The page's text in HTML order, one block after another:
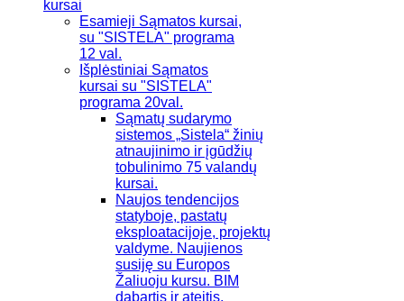
kursai
Esamieji Sąmatos kursai,
su "SISTELA" programa
12 val.
Išplėstiniai Sąmatos
kursai su "SISTELA"
programa 20val.
Sąmatų sudarymo
sistemos „Sistela“ žinių
atnaujinimo ir įgūdžių
tobulinimo 75 valandų
kursai.
Naujos tendencijos
statyboje, pastatų
eksploatacijoje, projektų
valdyme. Naujienos
susiję su Europos
Žaliuoju kursu. BIM
dabartis ir ateitis.